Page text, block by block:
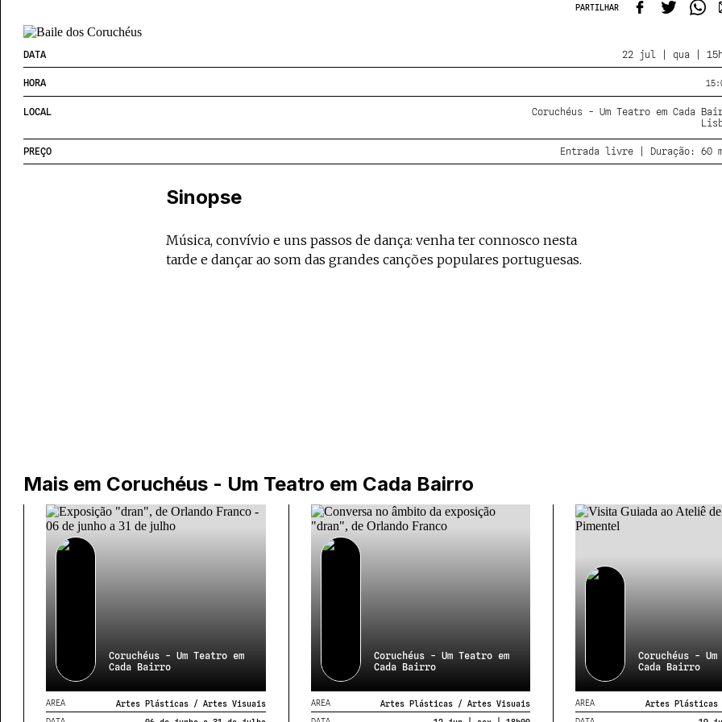
PARTILHAR
DATA 22 jul | qua |
HORA
LOCAL
Coruchéus - Um Teatro em Cada
PREÇO Entrada livre | Duração: 60
Sinopse
Música, convívio e uns passos de dança: venha ter connosco nesta
tarde e dançar ao som das grandes canções populares portuguesas.
Mais em Coruchéus - Um Teatro em Cada Bairro
Coruchéus - Um Teatro em
Cada Bairro
AREA
Artes Plásticas / Artes Visuais
Coruchéus - Um Teatro em
Cada Bairro
AREA
Artes Plásticas / Artes Visuais
Coruchéus -
Cada Bairro
AREA
Artes